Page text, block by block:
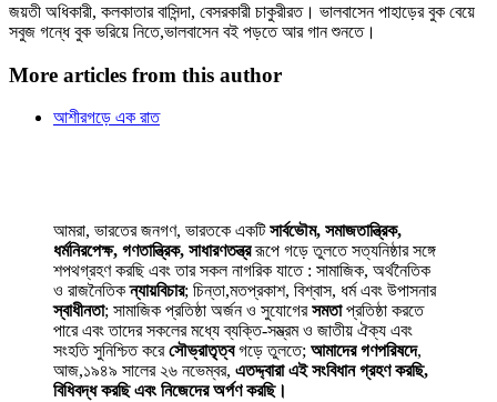
জয়তী অধিকারী, কলকাতার বাসিন্দা, বেসরকারী চাকুরীরত। ভালবাসেন পাহাড়ের বুক বেয়ে
সবুজ গন্ধে বুক ভরিয়ে নিতে,ভালবাসেন বই পড়তে আর গান শুনতে।
More articles from this author
আশীরগড়ে এক রাত
আমরা, ভারতের জনগণ, ভারতকে একটিসার্বভৌম, সমাজতান্ত্রিক,
ধর্মনিরপেক্ষ, গণতান্ত্রিক, সাধারণতন্ত্ররূপে গড়ে তুলতে সত্যনিষ্ঠার সঙ্গে
শপথগ্রহণ করছি এবং তার সকল নাগরিক যাতে : সামাজিক, অর্থনৈতিক
ও রাজনৈতিকন্যায়বিচার; চিন্তা,মতপ্রকাশ, বিশ্বাস, ধর্ম এবং উপাসনার
স্বাধীনতা; সামাজিক প্রতিষ্ঠা অর্জন ও সুযোগেরসমতাপ্রতিষ্ঠা করতে
পারে এবং তাদের সকলের মধ্যে ব্যক্তি-সম্ভ্রম ও জাতীয় ঐক্য এবং
সংহতি সুনিশ্চিত করেসৌভ্রাতৃত্বগড়ে তুলতে; আমাদের গণপরিষদে,
আজ,১৯৪৯ সালের ২৬ নভেম্বর, এতদ্দ্বারা এই সংবিধান গ্রহণ করছি,
বিধিবদ্ধ করছি এবং নিজেদের অর্পণ করছি।